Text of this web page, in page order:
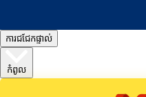
ការជជែកផ្ទាល់
កំពូល